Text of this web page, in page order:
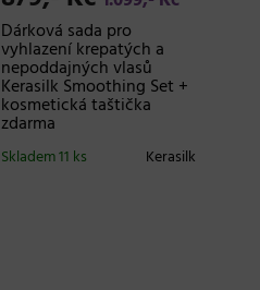
Dárková sada pro
vyhlazení krepatých a
nepoddajných vlasů
Kerasilk Smoothing Set +
kosmetická taštička
zdarma
Kerasilk
Skladem 11 ks